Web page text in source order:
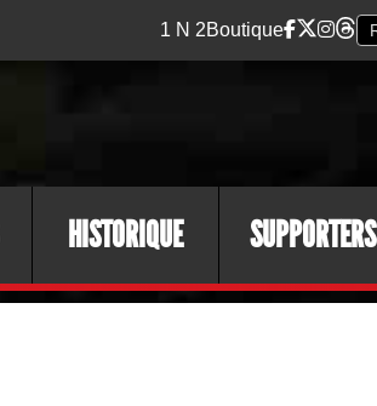
1 N 2Boutique
HISTORIQUE SUPPORTERS